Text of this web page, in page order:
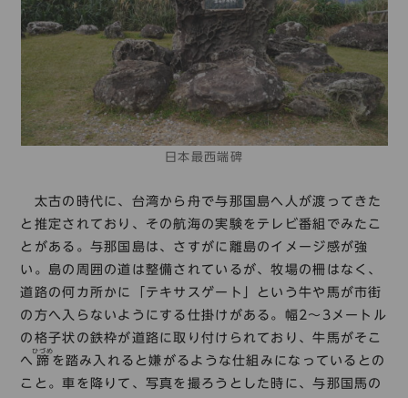
日本最西端碑
太古の時代に、台湾から舟で与那国島へ人が渡ってきた
と推定されており、その航海の実験をテレビ番組でみたこ
とがある。与那国島は、さすがに離島のイメージ感が強
い。島の周囲の道は整備されているが、牧場の柵はなく、
道路の何カ所かに「テキサスゲート」という牛や馬が市街
の方へ入らないようにする仕掛けがある。幅2～3メートル
の格子状の鉄枠が道路に取り付けられており、牛馬がそこ
へ 蹄
ひづめ
を踏み入れると嫌がるような仕組みになっているとの
こと。車を降りて、写真を撮ろうとした時に、与那国馬の